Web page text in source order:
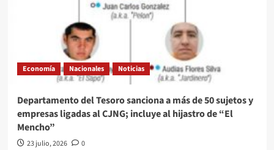
través
opinión
del
Abel
Jiménez
Hernandez///Después
del
Economía Nacionales Noticias
Departamento del Tesoro sanciona a más de 50 sujetos y
empresas ligadas al CJNG; incluye al hijastro de “El
Mencho”
23 julio, 2026
0